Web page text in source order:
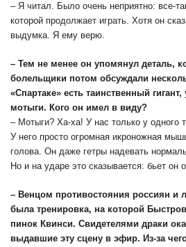
– Я читал. Было очень неприятно: все-
которой продолжает играть. Хотя он
выдумка. Я ему верю.
– Тем не менее он упомянул деталь,
болельщики потом обсуждали
«Спартаке» есть таинственный
мотыги. Кого он имел в виду?
– Мотыги? Ха-ха! У нас только у одного
У него просто огромная икроножная
голова. Он даже гетры надевать
Но и на ударе это сказывается: бьет он
– Венцом противостояния россиян и
была тренировка, на которой
пинок Квинси. Свидетелями драки
выдавшие эту сцену в эфир. Из-за